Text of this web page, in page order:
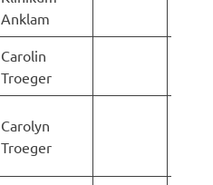
Anklam
Carolin
Troeger
Carolyn
Troeger